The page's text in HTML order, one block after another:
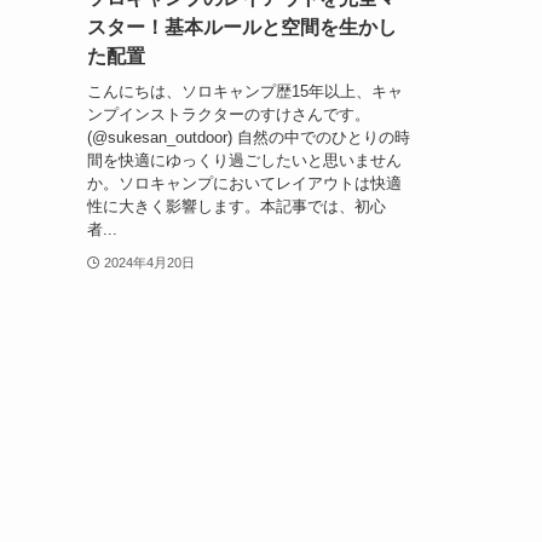
スター！基本ルールと空間を生かし
た配置
こんにちは、ソロキャンプ歴15年以上、キャ
ンプインストラクターのすけさんです。
(@sukesan_outdoor) 自然の中でのひとりの時
間を快適にゆっくり過ごしたいと思いません
か。ソロキャンプにおいてレイアウトは快適
性に大きく影響します。本記事では、初心
者...
2024年4月20日